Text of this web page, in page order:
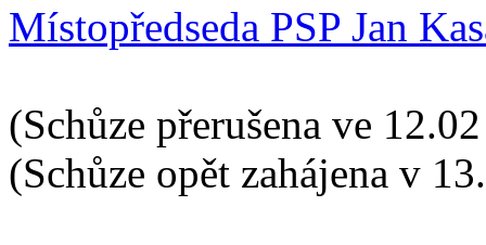
Místopředseda PSP Jan
(Schůze přerušena ve
(Schůze opět zahájena v